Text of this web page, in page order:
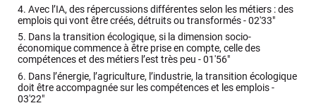
4. Avec l’IA, des répercussions différentes selon les métiers : des
emplois qui vont être créés, détruits ou transformés -02'33"
5. Dans la transition écologique, si la dimension socio-
économique commence à être prise en compte, celle des
compétences et des métiers l’est très peu -01'56"
6. Dans l’énergie, l’agriculture, l’industrie, la transition écologique
doit être accompagnée sur les compétences et les emplois -
03'22"